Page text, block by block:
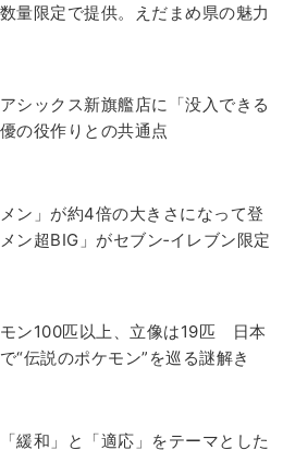
量限定で提供。えだまめ県の魅力
シックス新旗艦店に「没入できる
の役作りとの共通点
ン」が約4倍の大きさになって登
ン超BIG」がセブン‐イレブン限定
ン100匹以上、立像は19匹 日本
“伝説のポケモン”を巡る謎解き
緩和」と「適応」をテーマとした